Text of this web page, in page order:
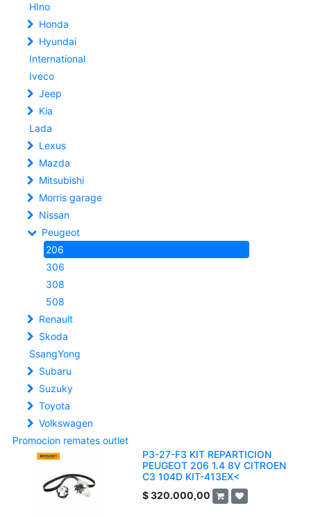
HIno
Honda
Hyundai
International
Iveco
Jeep
Kia
Lada
Lexus
Mazda
Mitsubishi
Morris garage
Nissan
Peugeot
206
306
308
508
Renault
Skoda
SsangYong
Subaru
Suzuky
Toyota
Volkswagen
Promocion remates outlet
P3-27-F3 KIT REPARTICION
PEUGEOT 206 1.4 8V CITROEN
C3 104D KIT-413EX<
$320.000,00